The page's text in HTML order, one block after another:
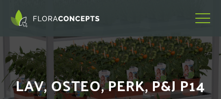
LAV, OSTEO, PERK, P&J P14